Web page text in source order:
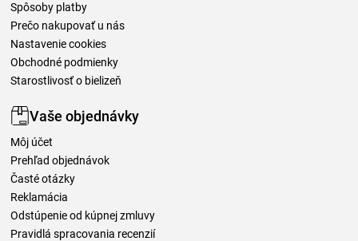
Spôsoby platby
Prečo nakupovať u nás
Nastavenie cookies
Obchodné podmienky
Starostlivosť o bielizeň
Vaše objednávky
Môj účet
Prehľad objednávok
Časté otázky
Reklamácia
Odstúpenie od kúpnej zmluvy
Pravidlá spracovania recenzií